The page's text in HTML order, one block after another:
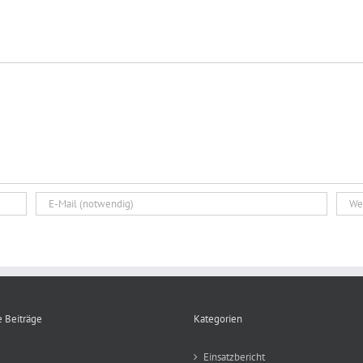
Beiträge Kategorien
Einsatzbericht